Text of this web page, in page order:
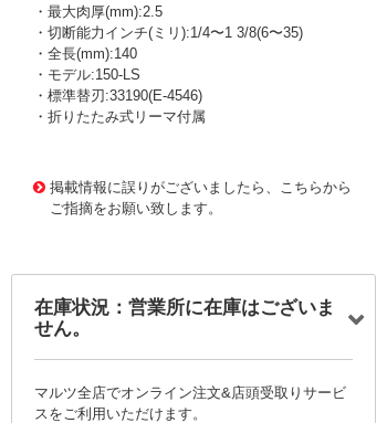
・最大肉厚(mm):2.5
・切断能力インチ(ミリ):1/4〜1 3/8(6〜35)
・全長(mm):140
・モデル:150-LS
・標準替刃:33190(E-4546)
・折りたたみ式リーマ付属
掲載情報に誤りがございましたら、こちらから
ご指摘をお願い致します。
在庫状況：営業所に在庫はございま
せん。
マルツ全店でオンライン注文&店頭受取りサービ
スをご利用いただけます。